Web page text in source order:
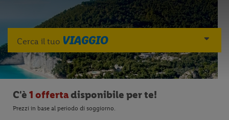
Cerca il tuo VIAGGIO
C'è1 offertadisponibile per te!
Prezzi in base al periodo di soggiorno.